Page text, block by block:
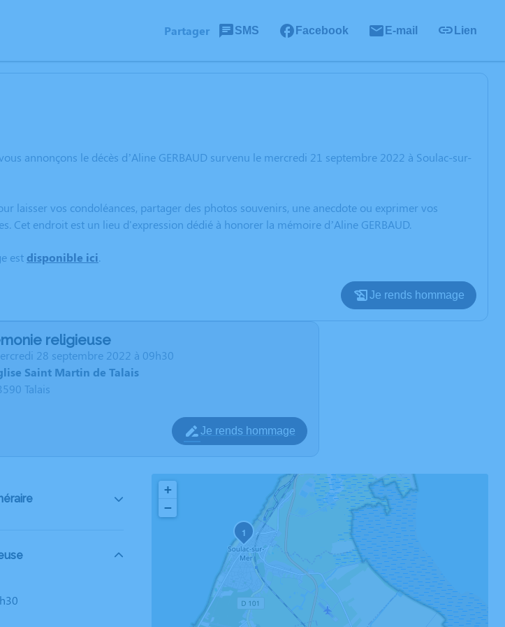
Partager SMS Facebook E-mail Lien
annonçons le décès d’Aline GERBAUD survenu le mercredi 21 septembre 2022 à Soulac-sur-
laisser vos condoléances, partager des photos souvenirs, une anecdote ou exprimer vos
Cet endroit est un lieu d'expression dédié à honorer la mémoire d’Aline GERBAUD.
est disponible ici.
Je rends hommage
religieuse
mercredi 28 septembre 2022 à 09h30
Saint Martin de Talais
Talais
Je rends hommage
1
+
−